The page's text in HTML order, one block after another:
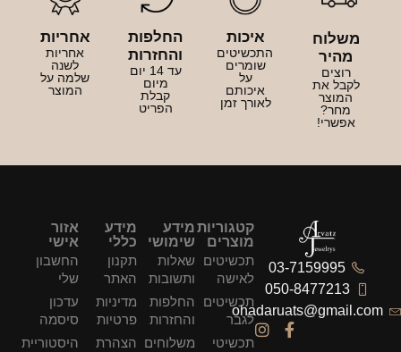
משלוח
מהיר
רוצים
לקבל את
המוצר
מחר?
אפשרי!
איכות
התכשיטים
שומרים
על
איכותם
לאורך זמן
החלפות
והחזרות
עד 14 יום
מיום
קבלת
הפריט
אחריות
אחריות
לשנה
שלמה על
המוצר
03-7159995
050-8477213
ohadaruats@gmail.com
קטגוריות
מוצרים
תכשיטים
לאישה
תכשיטים
לגבר
תכשיטי
מידע
שימושי
שאלות
ותשובות
החלפות
והחזרות
משלוחים
מידע
כללי
תקנון
האתר
מדיניות
פרטיות
הצהרת
אזור
אישי
החשבון
שלי
עדכון
סיסמה
היסטוריית